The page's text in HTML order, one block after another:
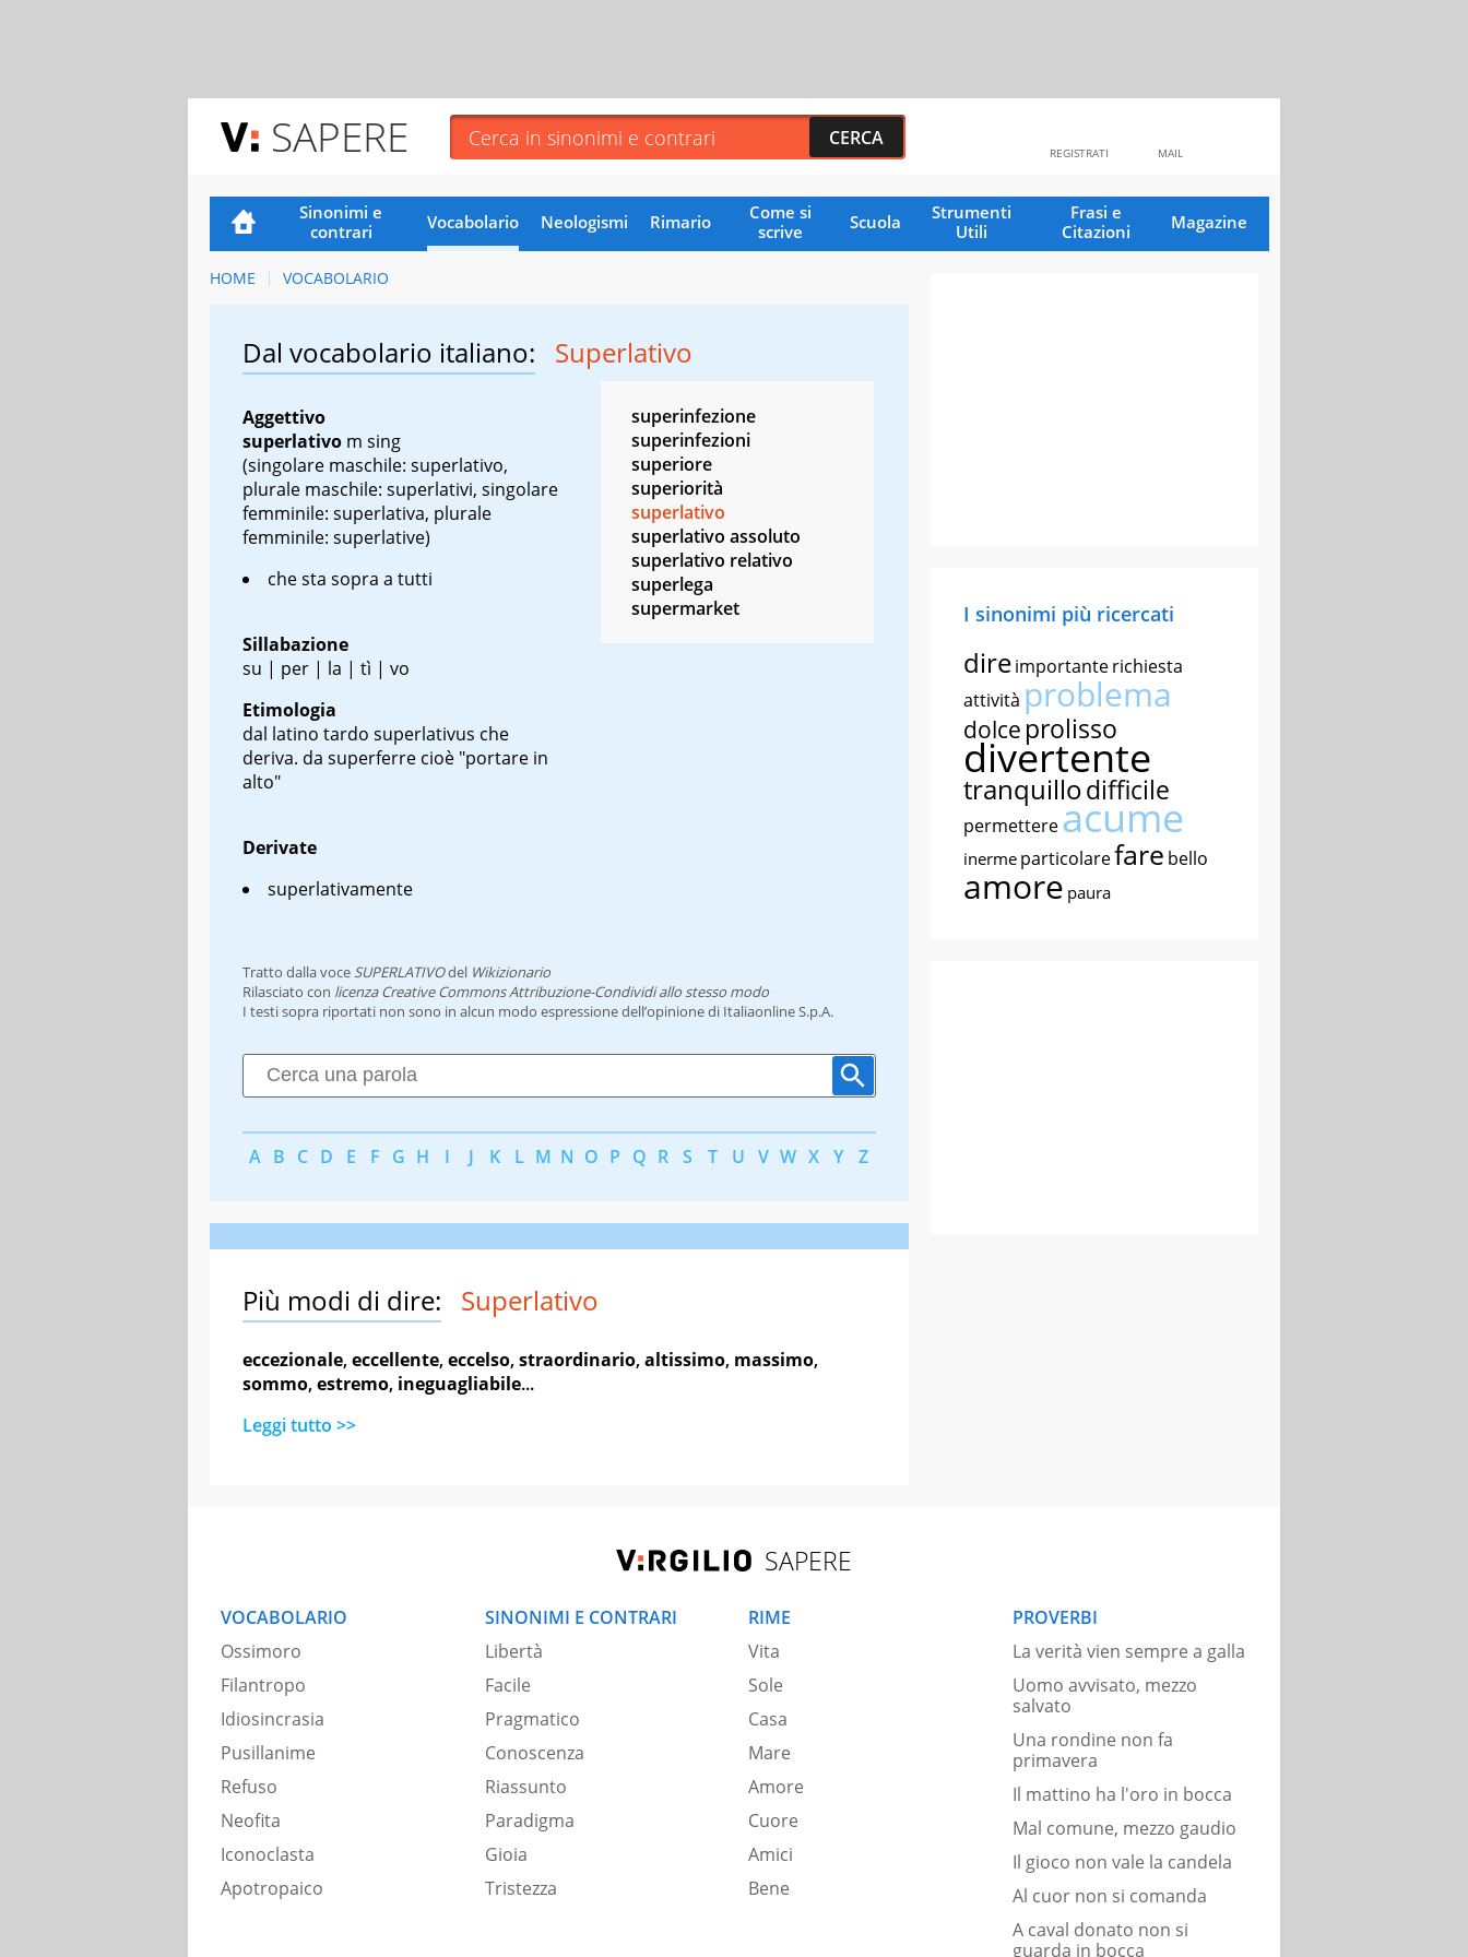
SAPERE MAIL
REGISTRATI
Sinonimi e
contrari
Vocabolario Neologismi Rimario
Come si
scrive
Scuola
Strumenti
Utili
Frasi e
Citazioni
Magazine
HOME VOCABOLARIO
Dal vocabolario italiano: Superlativo
Aggettivo
superlativo m sing
(singolare maschile: superlativo,
plurale maschile: superlativi, singolare
femminile: superlativa, plurale
femminile: superlative)
che sta sopra a tutti
Sillabazione
su | per | la | tì | vo
Etimologia
dal latino tardo superlativus che
deriva. da superferre cioè "portare in
alto"
Derivate
superlativamente
superinfezione
superinfezioni
superiore
superiorità
superlativo
superlativo assoluto
superlativo relativo
superlega
supermarket
Tratto dalla voce SUPERLATIVOdel Wikizionario
Rilasciato con licenza Creative Commons Attribuzione-Condividi allo stesso modo
I testi sopra riportati non sono in alcun modo espressione dell’opinione di Italiaonline S.p.A.
A B C D E F G H I J K L M N O P Q R S T U V W X Y Z
Più modi di dire: Superlativo
eccezionale,eccellente,eccelso,straordinario,altissimo, massimo,
sommo,estremo, ineguagliabile...
Leggi tutto >>
I sinonimi più ricercati
direimportanterichiesta
attività problema
dolce prolisso
divertente
tranquillodifficile
permettereacume
inerme particolarefare bello
amore paura
SAPERE
VOCABOLARIO
Ossimoro
Filantropo
Idiosincrasia
Pusillanime
Refuso
Neofita
Iconoclasta
Apotropaico
SINONIMI E CONTRARI
Libertà
Facile
Pragmatico
Conoscenza
Riassunto
Paradigma
Gioia
Tristezza
RIME
Vita
Sole
Casa
Mare
Amore
Cuore
Amici
Bene
PROVERBI
La verità vien sempre a galla
Uomo avvisato, mezzo
salvato
Una rondine non fa
primavera
Il mattino ha l'oro in bocca
Mal comune, mezzo gaudio
Il gioco non vale la candela
Al cuor non si comanda
A caval donato non si
guarda in bocca